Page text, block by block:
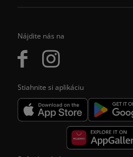
Nájdite nás na
Stiahnite si aplikáciu